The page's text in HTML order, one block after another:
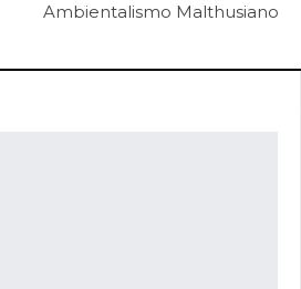
Ambientalismo Malthusiano